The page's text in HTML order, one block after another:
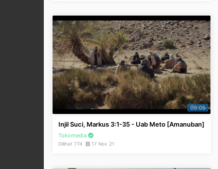
09:05
Injil Suci, Markus 3:1-35 - Uab Meto [Amanuban]
Tokomedia
Dilihat 774 17 Nov 21